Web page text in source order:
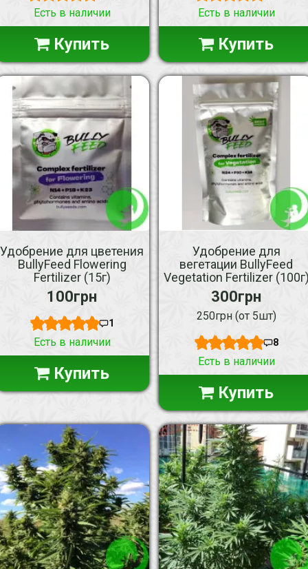
Есть в наличии
Купить
Есть в наличии
Купить
Удобрение для цветения
BullyFeed Flowering
Fertilizer (15г)
100грн
1
Есть в наличии
Купить
Удобрение для
вегетации BullyFeed
Vegetation Fertilizer
300грн
250грн (от 5шт)
8
Есть в наличии
Купить